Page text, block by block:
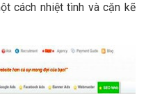
cách nhiệt tình và cặn kẽ